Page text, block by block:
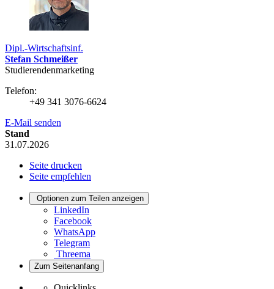
Dipl.-Wirtschaftsinf.
Stefan Schmeißer
Studierendenmarketing
Telefon:
+49 341 3076-6624
E-Mail senden
Stand
31.07.2026
Seite drucken
Seite empfehlen
Optionen zum Teilen anzeigen
LinkedIn
Facebook
WhatsApp
Telegram
Threema
Zum Seitenanfang